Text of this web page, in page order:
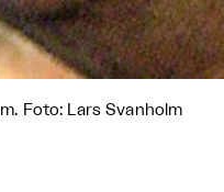
Foto: Lars Svanholm